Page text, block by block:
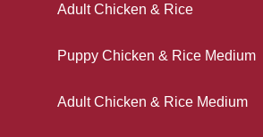
Adult Chicken & Rice
Puppy Chicken & Rice Medium
Adult Chicken & Rice Medium